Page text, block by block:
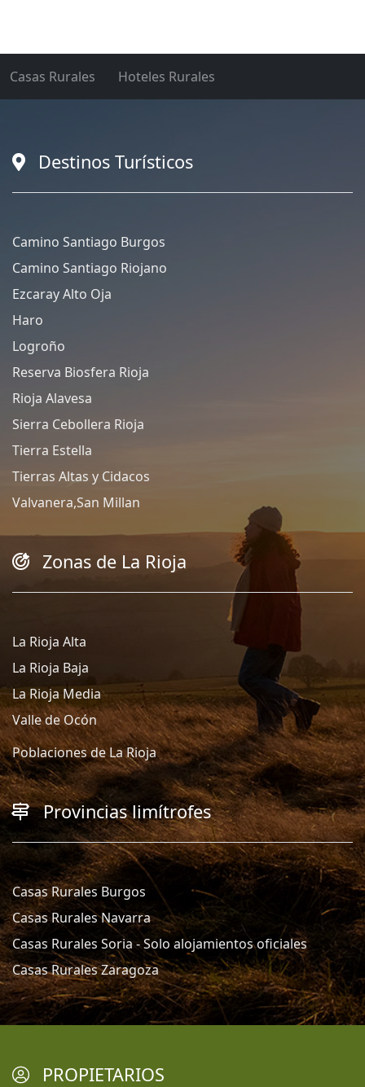
Casas Rurales Hoteles Rurales
Destinos Turísticos
Camino Santiago Burgos
Camino Santiago Riojano
Ezcaray Alto Oja
Haro
Logroño
Reserva Biosfera Rioja
Rioja Alavesa
Sierra Cebollera Rioja
Tierra Estella
Tierras Altas y Cidacos
Valvanera,San Millan
Zonas de La Rioja
La Rioja Alta
La Rioja Baja
La Rioja Media
Valle de Ocón
Poblaciones de La Rioja
Provincias limítrofes
Casas Rurales Burgos
Casas Rurales Navarra
Casas Rurales Soria - Solo alojamientos oficiales
Casas Rurales Zaragoza
PROPIETARIOS